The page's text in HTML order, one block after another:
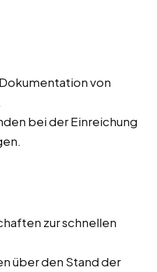
von
bei der Einreichung
zur schnellen
über den Stand der